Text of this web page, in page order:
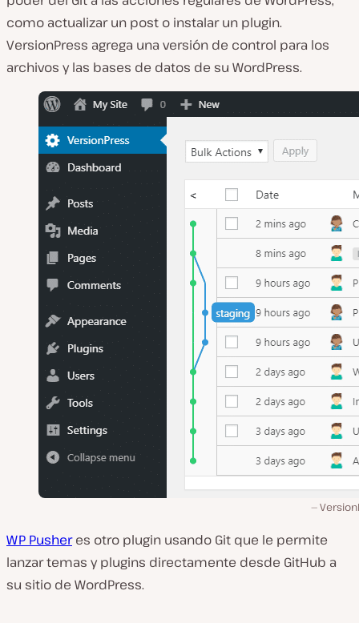
como actualizar un post o instalar un plugin.
VersionPress agrega una versión de control para los
archivos y las bases de datos de su WordPress.
WP Pusheres otro plugin usando Git que le permite
lanzar temas y plugins directamente desde GitHub a
su sitio de WordPress.